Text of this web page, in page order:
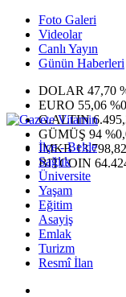
Foto Galeri
Videolar
Canlı Yayın
Günün Haberleri
DOLAR 47,70
EURO 55,06
G.ALTIN
GÜMÜŞ 94
IMKB13.798,82
BITCOIN
İlçe - Belde
Sağlık
Üniversite
Yaşam
Eğitim
Asayiş
Emlak
Turizm
Resmî İlan